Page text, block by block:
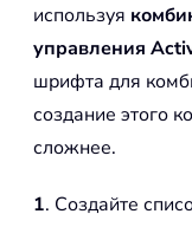
используя
управления
шрифта для
создание этого
сложнее.
1. Создайте